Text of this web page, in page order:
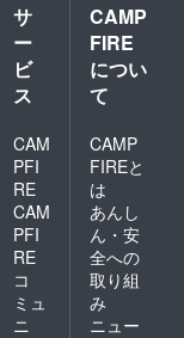
サ
ー
ビ
ス
CAM
PFI
RE
CAM
PFI
RE
コ
ミュ
ニ
CAMP
FIRE
につい
て
CAMP
FIREと
は
あんし
ん・安
全への
取り組
み
ニュー